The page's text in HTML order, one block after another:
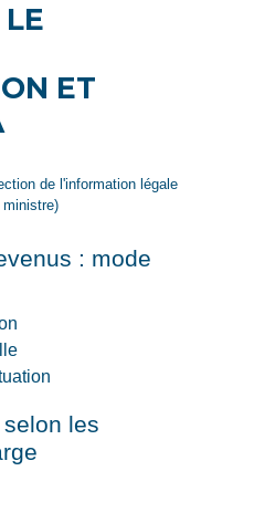
ET
de l'information légale
: mode
les